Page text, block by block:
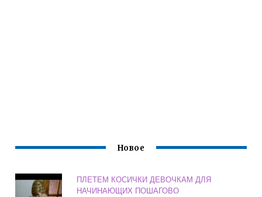
Новое
ПЛЕТЕМ КОСИЧКИ ДЕВОЧКАМ ДЛЯ
НАЧИНАЮЩИХ ПОШАГОВО